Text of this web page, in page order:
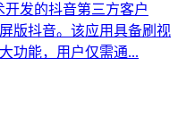
发的抖音第三方客户
版抖音。该应用具备刷视
功能，用户仅需通...